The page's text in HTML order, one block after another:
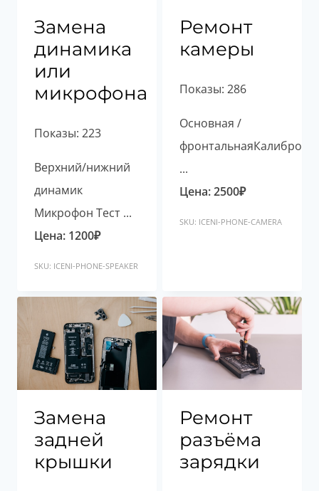
Замена
динамика
или
микрофона
Показы: 223
Верхний/нижний
динамик
Микрофон Тест ...
Цена: 1200₽
SKU: ICENI-PHONE-SPEAKER
Ремонт
камеры
Показы: 286
Основная /
...
Цена:2500₽
SKU: ICENI-PHONE-CAMERA
Замена
задней
крышки
Ремонт
разъёма
зарядки